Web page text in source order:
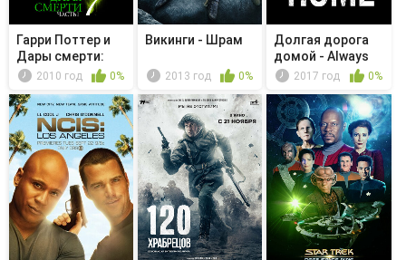
Гарри Поттер и
Дары смерти:
Часть I
2010 год 0%
Викинги - Шрам
2013 год 0%
Долгая дорога
домой - Always
Dream of Me
2017 год 0%